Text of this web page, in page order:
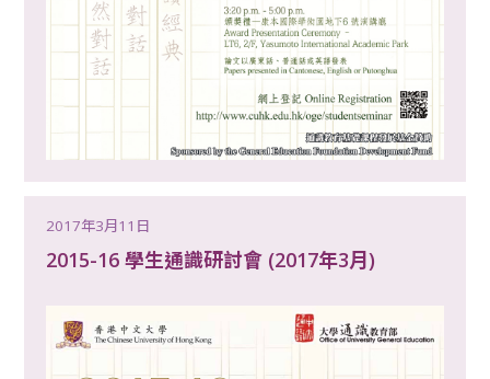
2017年3月11日
2015-16 學生通識研討會 (2017年3月)